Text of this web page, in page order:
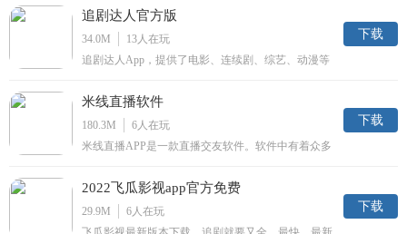
合多家主流视频网站的视频资源。
追剧达人官方版
34.0M 13人在玩
追剧达人App，提供了电影、连续剧、综艺、动漫等
与你相伴随。
下载
米线直播软件
180.3M 6人在玩
米线直播APP是一款直播交友软件。软件中有着众多
一体的表演，非常有趣。
下载
2022飞瓜影视app官方免费
29.9M 6人在玩
下载